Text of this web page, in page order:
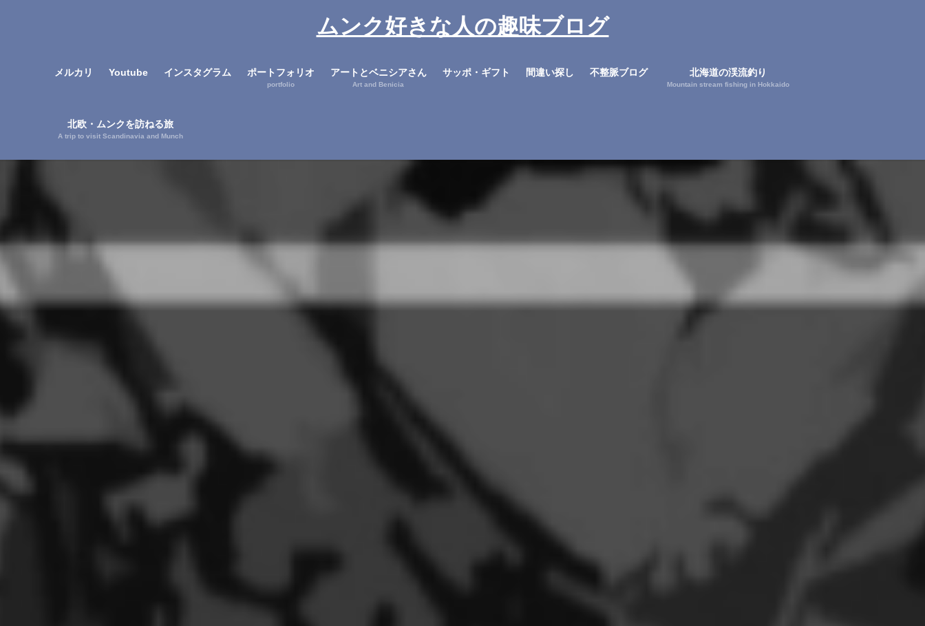
ムンク好きな人の趣味ブログ
メルカリ Youtube インスタグラム ポートフォリオ
portfolio
アートとベニシアさん
Art and Benicia
サッポ・ギフト 間違い探し 不整脈ブログ 北海道の渓流釣り
Mountain stream fishing in Hokkaido
北欧・ムンクを訪ねる旅
A trip to visit Scandinavia and Munch